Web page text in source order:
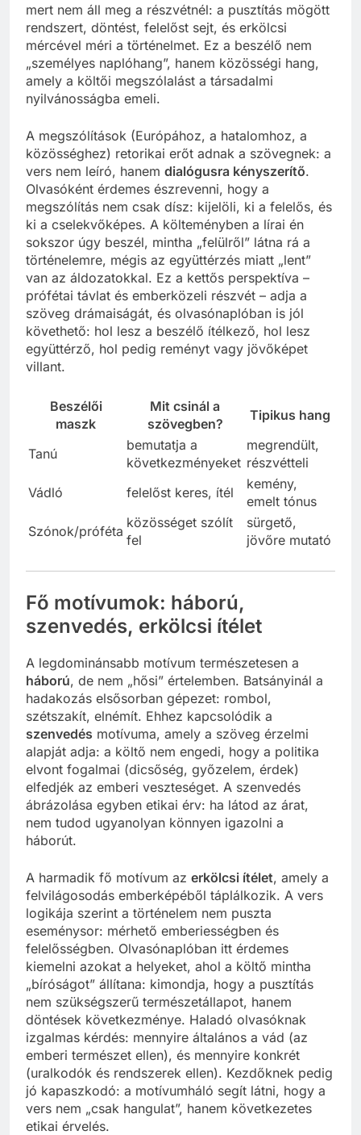
mert nem áll meg a részvétnél: a pusztítás mögött
rendszert, döntést, felelőst sejt, és erkölcsi
mércével méri a történelmet. Ez a beszélő nem
„személyes naplóhang”, hanem közösségi hang,
amely a költői megszólalást a társadalmi
nyilvánosságba emeli.
A megszólítások (Európához, a hatalomhoz, a
közösséghez) retorikai erőt adnak a szövegnek: a
vers nem leíró, hanem dialógusra kényszerítő.
Olvasóként érdemes észrevenni, hogy a
megszólítás nem csak dísz: kijelöli, ki a felelős, és
ki a cselekvőképes. A költeményben a lírai én
sokszor úgy beszél, mintha „felülről” látna rá a
történelemre, mégis az együttérzés miatt „lent”
van az áldozatokkal. Ez a kettős perspektíva –
prófétai távlat és emberközeli részvét – adja a
szöveg drámaiságát, és olvasónaplóban is jól
követhető: hol lesz a beszélő ítélkező, hol lesz
együttérző, hol pedig reményt vagy jövőképet
villant.
Beszélői
maszk
Mit csinál a
szövegben?
Tipikus hang
Tanú
bemutatja a
következményeket
megrendült,
részvétteli
Vádló
felelőst keres, ítél
kemény,
emelt tónus
Szónok/próféta
közösséget szólít
fel
sürgető,
jövőre mutató
Fő motívumok: háború,
szenvedés, erkölcsi ítélet
A legdominánsabb motívum természetesen a
háború, de nem „hősi” értelemben. Batsányinál a
hadakozás elsősorban gépezet: rombol,
szétszakít, elnémít. Ehhez kapcsolódik a
szenvedés motívuma, amely a szöveg érzelmi
alapját adja: a költő nem engedi, hogy a politika
elvont fogalmai (dicsőség, győzelem, érdek)
elfedjék az emberi veszteséget. A szenvedés
ábrázolása egyben etikai érv: ha látod az árat,
nem tudod ugyanolyan könnyen igazolni a
háborút.
A harmadik fő motívum az erkölcsi ítélet, amely a
felvilágosodás emberképéből táplálkozik. A vers
logikája szerint a történelem nem puszta
eseménysor: mérhető emberiességben és
felelősségben. Olvasónaplóban itt érdemes
kiemelni azokat a helyeket, ahol a költő mintha
„bíróságot” állítana: kimondja, hogy a pusztítás
nem szükségszerű természetállapot, hanem
döntések következménye. Haladó olvasóknak
izgalmas kérdés: mennyire általános a vád (az
emberi természet ellen), és mennyire konkrét
(uralkodók és rendszerek ellen). Kezdőknek pedig
jó kapaszkodó: a motívumháló segít látni, hogy a
vers nem „csak hangulat”, hanem következetes
etikai érvelés.